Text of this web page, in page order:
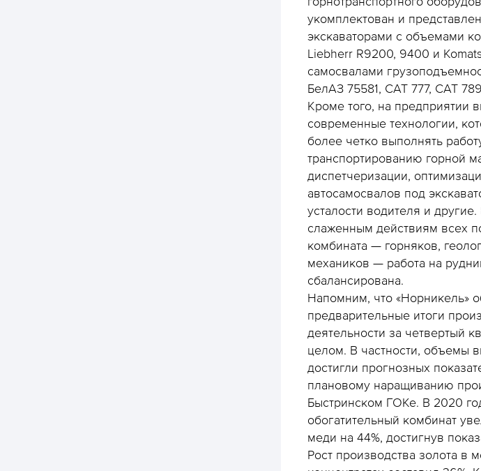
укомплектован и
экскаваторами с объемами
Liebherr R9200, 9400 и
самосвалами
БелАЗ 75581, CAT 777, CAT
Кроме того, на предприятии
современные технологии,
более четко выполнять
транспортированию горной
диспетчеризации,
автосамосвалов под
усталости водителя и
слаженным действиям всех
комбината — горняков,
механиков — работа на
сбалансирована.
Напомним, что «Норникель»
предварительные итоги
деятельности за четвертый
целом. В частности, объемы
достигли прогнозных
плановому наращиванию
Быстринском ГОКе. В 2020
обогатительный комбинат
меди на 44%, достигнув
Рост производства золота в